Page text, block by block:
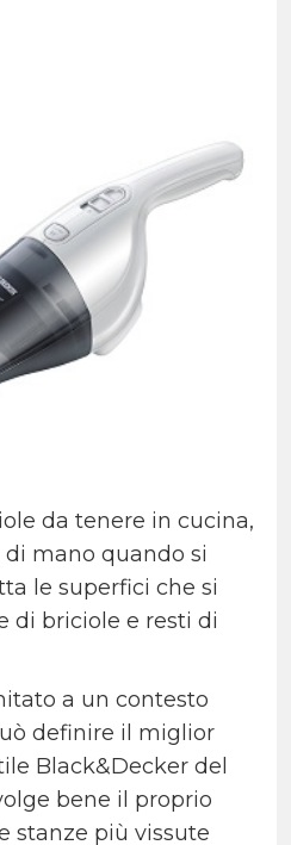
da tenere in cucina,
mano quando si
le superfici che si
di briciole e resti di
a un contesto
definire il miglior
Black&Decker del
bene il proprio
stanze più vissute